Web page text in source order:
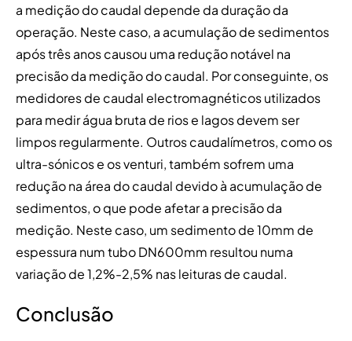
a medição do caudal depende da duração da
operação. Neste caso, a acumulação de sedimentos
após três anos causou uma redução notável na
precisão da medição do caudal. Por conseguinte, os
medidores de caudal electromagnéticos utilizados
para medir água bruta de rios e lagos devem ser
limpos regularmente. Outros caudalímetros, como os
ultra-sónicos e os venturi, também sofrem uma
redução na área do caudal devido à acumulação de
sedimentos, o que pode afetar a precisão da
medição. Neste caso, um sedimento de 10mm de
espessura num tubo DN600mm resultou numa
variação de 1,2%-2,5% nas leituras de caudal.
Conclusão